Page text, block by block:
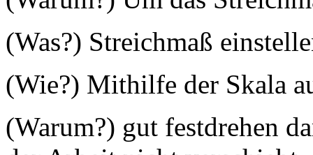
(Was?) Streichmaß
(Wie?) Mithilfe der Skala
(Warum?) gut festdrehen